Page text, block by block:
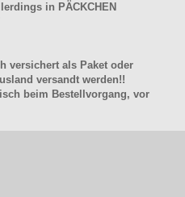
in PÄCKCHEN
versichert als Paket oder
versandt werden!!
beim Bestellvorgang, vor